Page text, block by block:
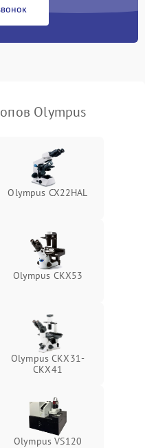
Olympus
Olympus CX22HAL
Olympus CKX53
Olympus CKX31-
CKX41
Olympus VS120